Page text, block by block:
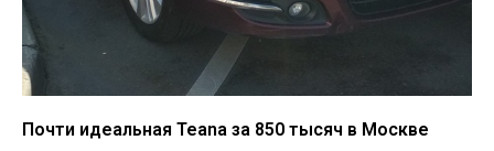
Почти идеальная Teana за 850 тысяч в Москве